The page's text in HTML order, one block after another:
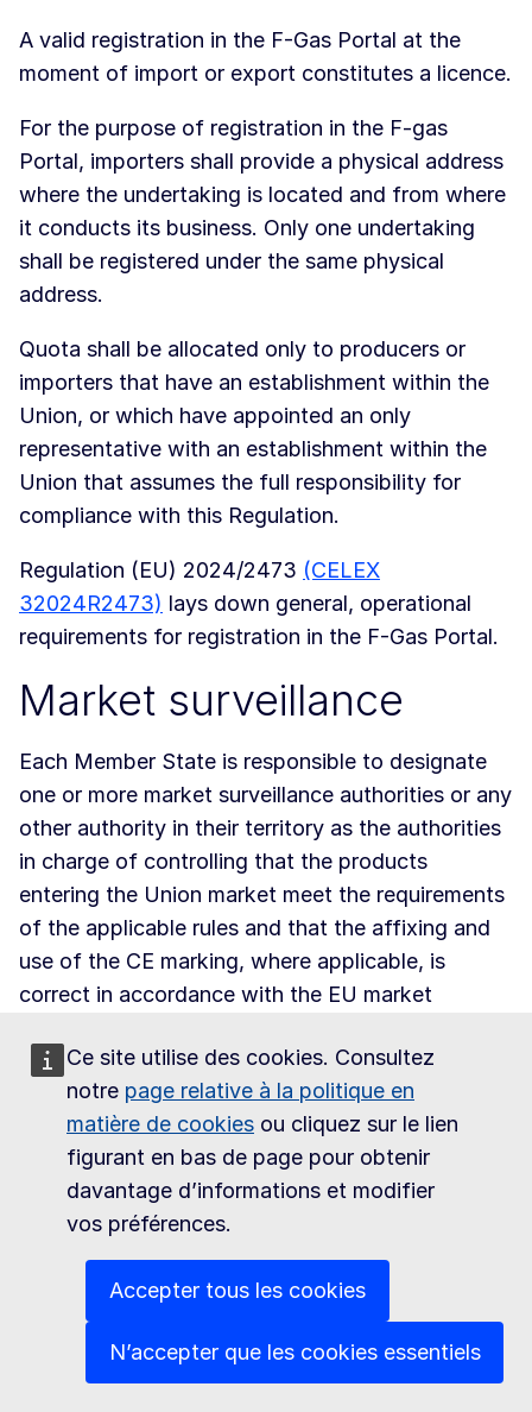
Ce site utilise des cookies. Consultez
notre page relative à la politique en
matière de cookies ou cliquez sur le lien
figurant en bas de page pour obtenir
davantage d’informations et modifier
vos préférences.
Accepter tous les cookies
N’accepter que les cookies essentiels
A valid registration in the F-Gas Portal at the
moment of import or export constitutes a licence.
For the purpose of registration in the F-gas
Portal, importers shall provide a physical address
where the undertaking is located and from where
it conducts its business. Only one undertaking
shall be registered under the same physical
address.
Quota shall be allocated only to producers or
importers that have an establishment within the
Union, or which have appointed an only
representative with an establishment within the
Union that assumes the full responsibility for
compliance with this Regulation.
Regulation (EU) 2024/2473 (CELEX
32024R2473) lays down general, operational
requirements for registration in the F-Gas Portal.
Market surveillance
Each Member State is responsible to designate
one or more market surveillance authorities or any
other authority in their territory as the authorities
in charge of controlling that the products
entering the Union market meet the requirements
of the applicable rules and that the affixing and
use of the CE marking, where applicable, is
correct in accordance with the EU market
(EU) 2019/1020(CELEX 32019R1020). Each
Member State shall inform the Commission and
the other Member States of its market
surveillance authorities and the areas of
competence of each of those authorities.
2024/573 (CELEX 32024R0573)enjoy free
circulation within the EU. However, in case a
Member State ascertains that a product does not
comply with the requirements of the Regulation,